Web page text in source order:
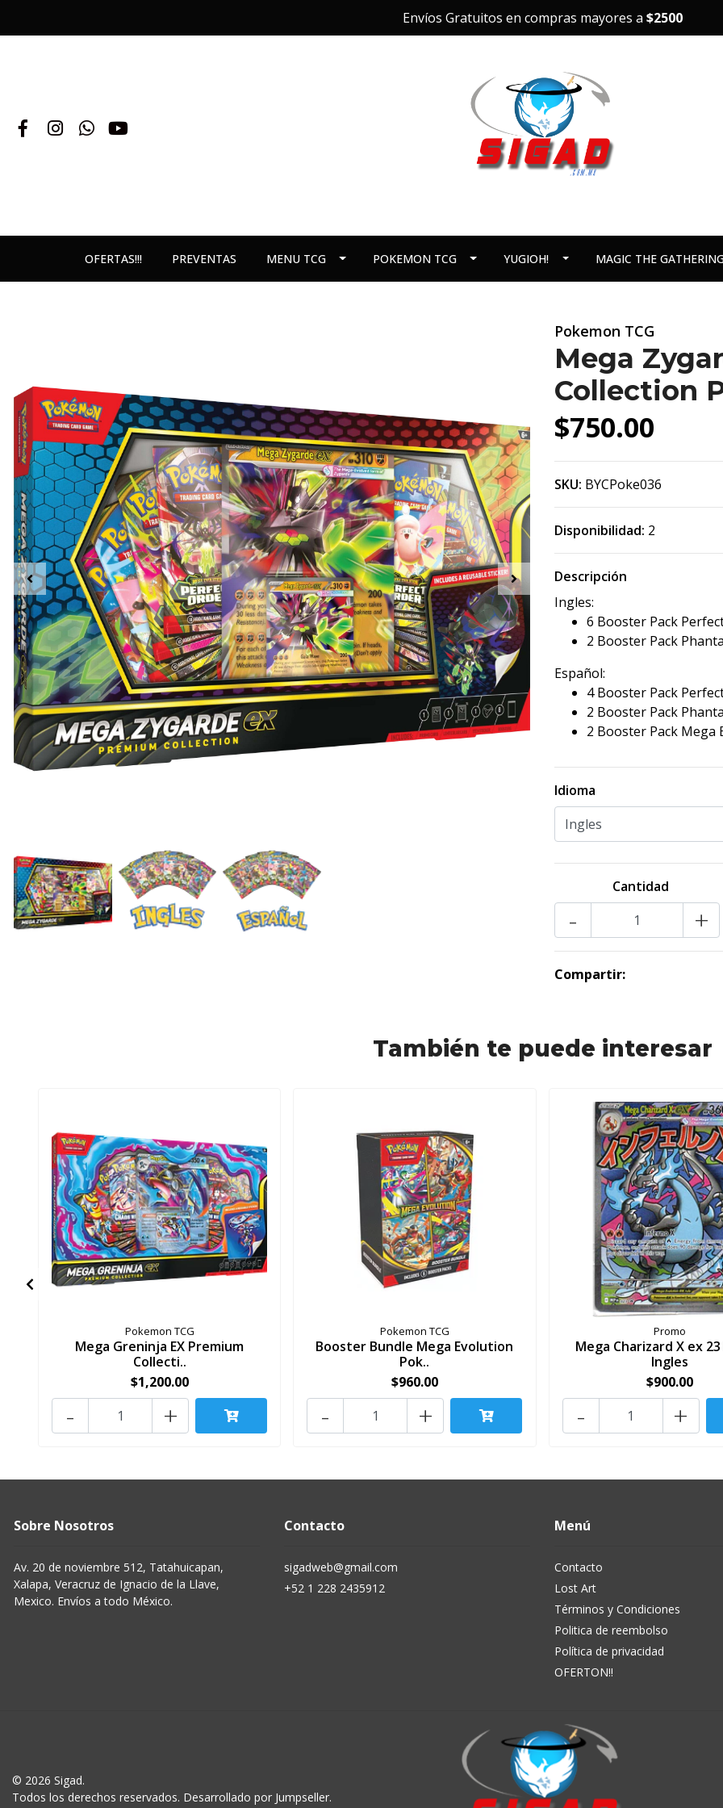
Envíos Gratuitos en compras mayores a $2500
OFERTAS!!! PREVENTAS MENU TCG POKEMON TCG YUGIOH! MAGIC THE
Pokemon TCG
Mega
Collection
$750.00
SKU: BYCPoke036
Disponibilidad: 2
Descripción
Ingles:
6 Booster Pack
2 Booster Pack
Español:
4 Booster Pack
2 Booster Pack
2 Booster Pack Mega
Idioma
Cantidad
+
-
Compartir:
También te puede interesar
Pokemon TCG
Mega Greninja EX Premium
Collecti..
$1,200.00
+
-
Pokemon TCG
Booster Bundle Mega Evolution
Pok..
$960.00
+
-
Promo
Mega Charizard X ex
Ingles
$900.00
+
-
Sobre Nosotros
Av. 20 de noviembre 512, Tatahuicapan,
Xalapa, Veracruz de Ignacio de la Llave,
Mexico. Envíos a todo México.
Contacto
sigadweb@gmail.com
+52 1 228 2435912
Menú
Contacto
Lost Art
Términos y Condiciones
Politica de reembolso
Política de privacidad
OFERTON!!
© 2026 Sigad.
Todos los derechos reservados. Desarrollado por Jumpseller.